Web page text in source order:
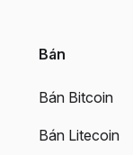
Bán
Bán Bitcoin
Bán Litecoin